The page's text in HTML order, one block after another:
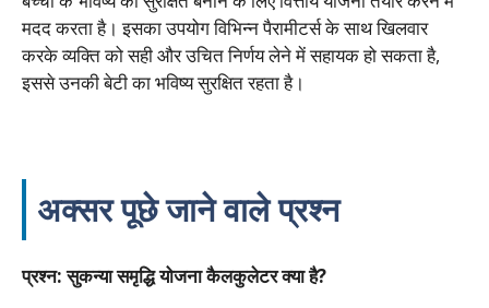
मदद करता है। इसका उपयोग विभिन्न पैरामीटर्स के साथ खिलवार
करके व्यक्ति को सही और उचित निर्णय लेने में सहायक हो सकता है,
इससे उनकी बेटी का भविष्य सुरक्षित रहता है।
अक्सर पूछे जाने वाले प्रश्न
प्रश्न: सुकन्या समृद्धि योजना कैलकुलेटर क्या है?